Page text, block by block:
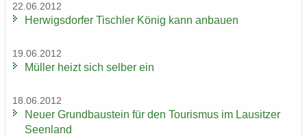
22.06.2012
Her­wigs­dor­fer Tisch­ler König kann an­bau­en
19.06.2012
Mül­ler heizt sich sel­ber ein
18.06.2012
Neuer Grund­bau­stein für den Tou­ris­mus im Lau­sit­zer
Se­en­land